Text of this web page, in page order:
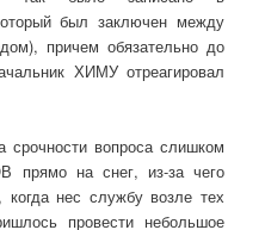
был заключен между
причем обязательно до
ХИМУ отреагировал
срочности вопроса слишком
прямо на снег, из-за чего
когда нес службу возле тех
провести небольшое